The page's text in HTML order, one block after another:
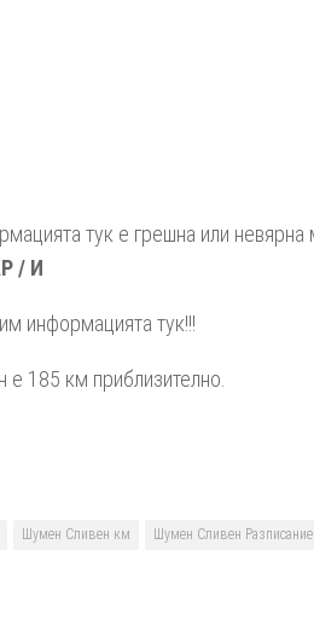
тук е грешна или невярна
/ И
информацията тук!!!
185 км приблизително.
Шумен Сливен км Шумен Сливен Разписание